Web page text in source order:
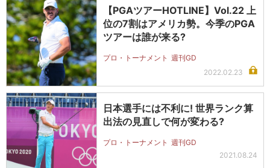
【PGAツアーHOTLINE】Vol.22 上
位の7割はアメリカ勢。今季のPGA
ツアーは誰が来る?
プロ・トーナメント 週刊GD
2022.02.23
日本選手には不利に! 世界ランク算
出法の見直しで何が変わる?
プロ・トーナメント 週刊GD
2021.08.24